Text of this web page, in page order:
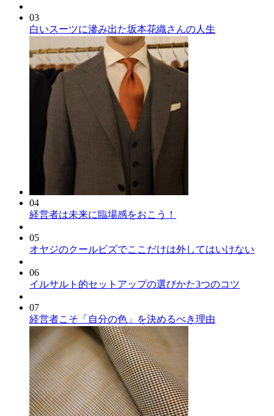
03
白いスーツに滲み出た坂本花織さんの人生
04
経営者は未来に臨場感をおこう！
05
オヤジのクールビズでここだけは外してはいけない
06
イルサルト的セットアップの選びかた3つのコツ
07
経営者こそ「自分の色」を決めるべき理由